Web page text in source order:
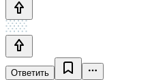
Ответить